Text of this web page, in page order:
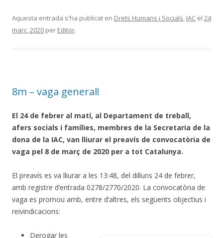
Aquesta entrada s'ha publicat en Drets Humans i Socials, IAC el 24
març, 2020 per Editor.
8m – vaga general!
El 24 de febrer al matí, al Departament de treball,
afers socials i famílies, membres de la Secretaria de la
dona de la IAC, van lliurar el preavís de convocatòria de
vaga pel 8 de març de 2020 per a tot Catalunya.
El preavís es va lliurar a les 13:48, del dilluns 24 de febrer,
amb registre d’entrada 0278/2770/2020. La convocatòria de
vaga es promou amb, entre d’altres, els següents objectius i
reivindicacions:
Derogar les